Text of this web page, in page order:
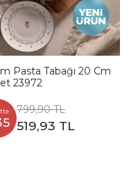
Pasta Tabağı 20 Cm
23972
799,90 TL
519,93 TL